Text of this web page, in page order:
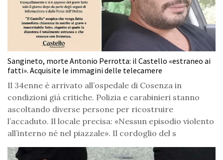
Sangineto, morte Antonio Perrotta: il Castello «estraneo ai
fatti». Acquisite le immagini delle telecamere
Il 34enne è arrivato all’ospedale di Cosenza in
condizioni già critiche. Polizia e carabinieri stanno
ascoltando diverse persone per ricostruire
l’accaduto. Il locale precisa: «Nessun episodio violento
all’interno né nel piazzale». Il cordoglio del s